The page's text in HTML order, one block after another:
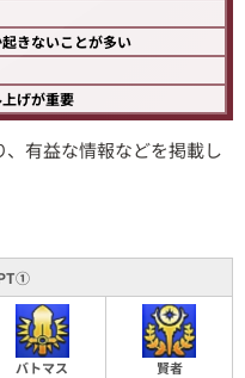
きないことが多い
げが重要
有益な情報などを掲載し
バトマス 賢者